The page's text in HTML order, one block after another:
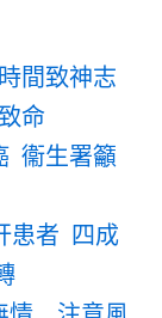
間致神志
命
衞生署籲
患者 四成